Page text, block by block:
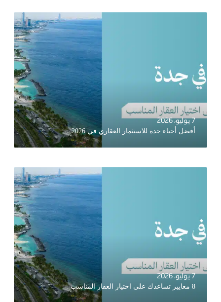
7 يوليو، 2026
أفضل أحياء جدة للاستثمار العقاري في 2026
7 يوليو، 2026
8 معايير تساعدك على اختيار العقار المناسب